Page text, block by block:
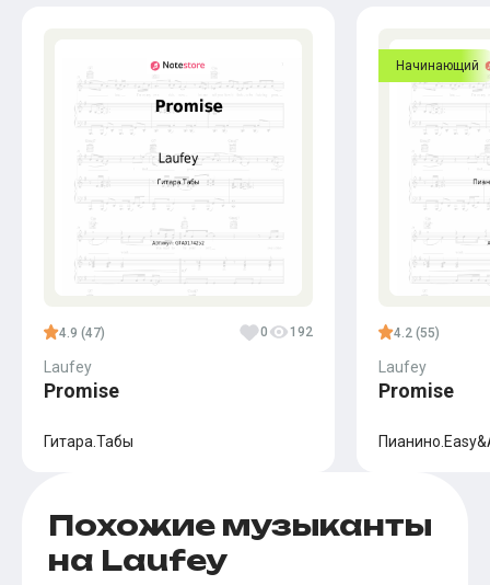
4.9 (47) 0 192
Laufey
Promise
Гитара.Табы
Начинающий
4.2 (55)
Laufey
Promise
Похожие музыканты
на Laufey